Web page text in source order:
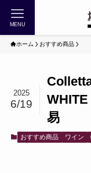
MENU
ホーム おすすめ商品
易
2025
6/19
おすすめ商品 ワイン